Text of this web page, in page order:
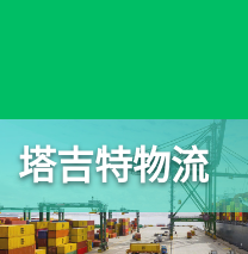
塔吉特物流